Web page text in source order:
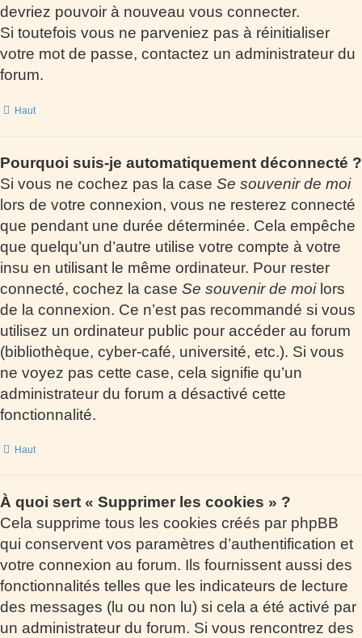
devriez pouvoir à nouveau vous connecter.
Si toutefois vous ne parveniez pas à réinitialiser
votre mot de passe, contactez un administrateur du
forum.
Haut
Pourquoi suis-je automatiquement déconnecté ?
Si vous ne cochez pas la case Se souvenir de moi
lors de votre connexion, vous ne resterez connecté
que pendant une durée déterminée. Cela empêche
que quelqu’un d’autre utilise votre compte à votre
insu en utilisant le même ordinateur. Pour rester
connecté, cochez la case Se souvenir de moilors
de la connexion. Ce n’est pas recommandé si vous
utilisez un ordinateur public pour accéder au forum
(bibliothèque, cyber-café, université, etc.). Si vous
ne voyez pas cette case, cela signifie qu’un
administrateur du forum a désactivé cette
fonctionnalité.
Haut
À quoi sert « Supprimer les cookies » ?
Cela supprime tous les cookies créés par phpBB
qui conservent vos paramètres d’authentification et
votre connexion au forum. Ils fournissent aussi des
fonctionnalités telles que les indicateurs de lecture
des messages (lu ou non lu) si cela a été activé par
un administrateur du forum. Si vous rencontrez des